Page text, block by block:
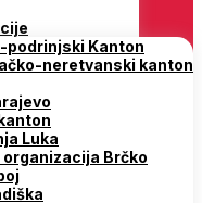
podrinjski Kanton
neretvanski kanton
Luka
Brčko